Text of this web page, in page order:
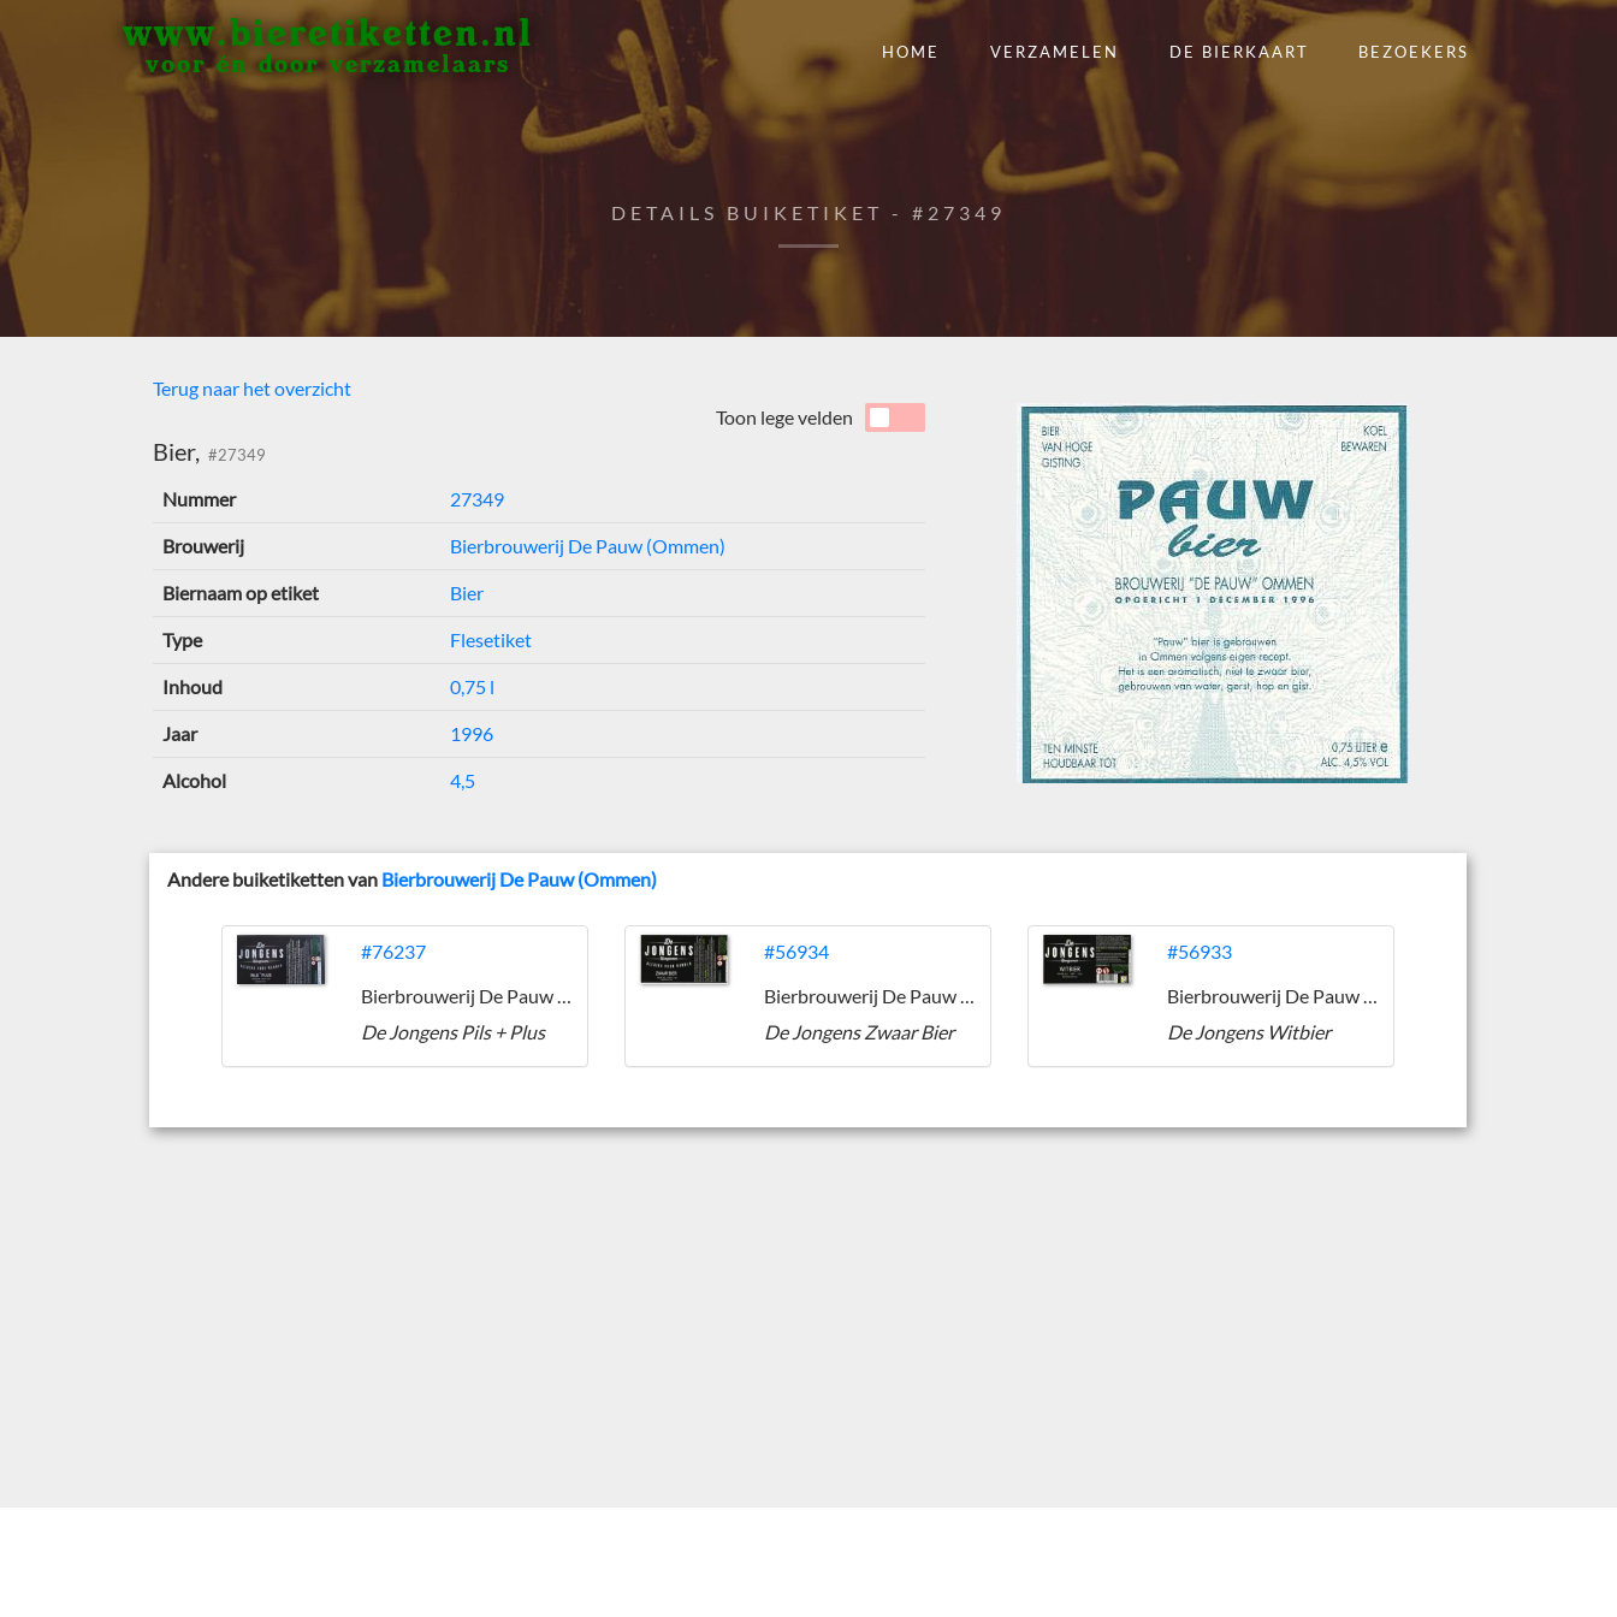
www.bieretiketten.nl
voor én door verzamelaars
HOME VERZAMELEN DE BIERKAART BEZOEKERS
DETAILS BUIKETIKET - #27349
Terug naar het overzicht
Bier, #27349
Toon lege velden
Nummer 27349
Brouwerij Bierbrouwerij De Pauw (Ommen)
Biernaam op etiket Bier
Type Flesetiket
Inhoud 0,75 l
Jaar 1996
Alcohol 4,5
Andere buiketiketten van Bierbrouwerij De Pauw (Ommen)
#76237
Bierbrouwerij De Pauw (Ommen)
De Jongens Pils + Plus
#56934
Bierbrouwerij De Pauw (Ommen)
De Jongens Zwaar Bier
#56933
Bierbrouwerij De Pauw (Ommen)
De Jongens Witbier